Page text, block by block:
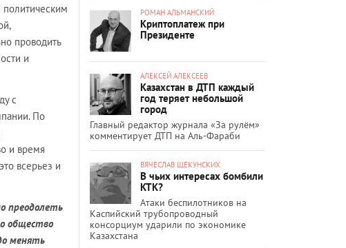
проводить
и
с
По
и время
всерьез и
преодолеть
общество
менять
РОМАН АЛЬМАНСКИЙ
Криптоплатеж при
Президенте
АЛЕКСЕЙ АЛЕКСЕЕВ
Казахстан в ДТП каждый
год теряет небольшой
город
Главный редактор журнала «За рулём»
комментирует ДТП на Аль-Фараби
ВЯЧЕСЛАВ ЩЕКУНСКИХ
В чьих интересах бомбили
КТК?
Атаки беспилотников на
Каспийский трубопроводный
консорциум ударили по экономике
Казахстана